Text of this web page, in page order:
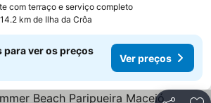
com terraço e serviço completoVer preços
km de Ilha da Crôa
para ver os preços
Ver preços